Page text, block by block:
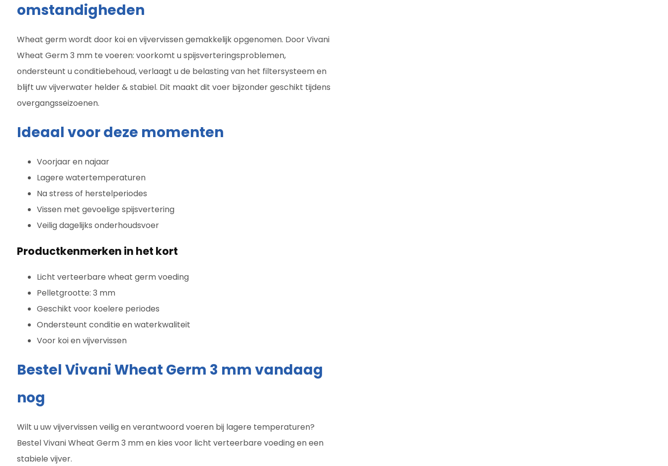
omstandigheden
Wheat germ wordt door koi en vijvervissen gemakkelijk opgenomen. Door Vivani
Wheat Germ 3 mm te voeren: voorkomt u spijsverteringsproblemen,
ondersteunt u conditiebehoud, verlaagt u de belasting van het filtersysteem en
blijft uw vijverwater helder & stabiel. Dit maakt dit voer bijzonder geschikt tijdens
overgangsseizoenen.
Ideaal voor deze momenten
Voorjaar en najaar
Lagere watertemperaturen
Na stress of herstelperiodes
Vissen met gevoelige spijsvertering
Veilig dagelijks onderhoudsvoer
Productkenmerken in het kort
Licht verteerbare wheat germ voeding
Pelletgrootte: 3 mm
Geschikt voor koelere periodes
Ondersteunt conditie en waterkwaliteit
Voor koi en vijvervissen
Bestel Vivani Wheat Germ 3 mm vandaag
nog
Wilt u uw vijvervissen veilig en verantwoord voeren bij lagere temperaturen?
Bestel Vivani Wheat Germ 3 mm en kies voor licht verteerbare voeding en een
stabiele vijver.